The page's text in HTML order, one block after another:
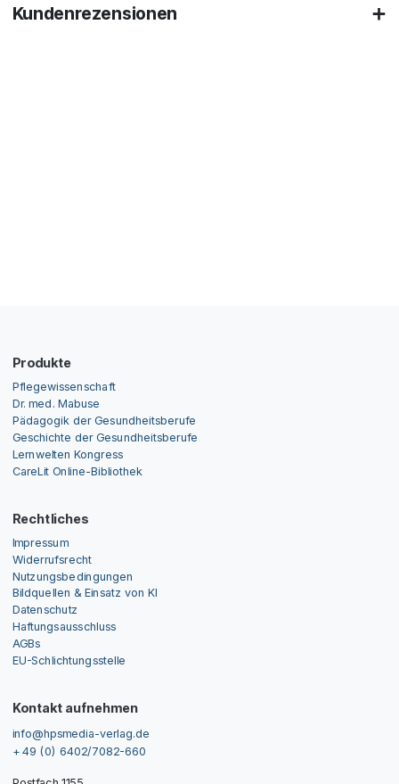
Kundenrezensionen
Produkte
Pflegewissenschaft
Dr. med. Mabuse
Pädagogik der Gesundheitsberufe
Geschichte der Gesundheitsberufe
Lernwelten Kongress
CareLit Online-Bibliothek
Rechtliches
Impressum
Widerrufsrecht
Nutzungsbedingungen
Bildquellen & Einsatz von KI
Datenschutz
Haftungsausschluss
AGBs
EU-Schlichtungsstelle
Kontakt aufnehmen
info@hpsmedia-verlag.de
+ 49 (0) 6402/7082-660